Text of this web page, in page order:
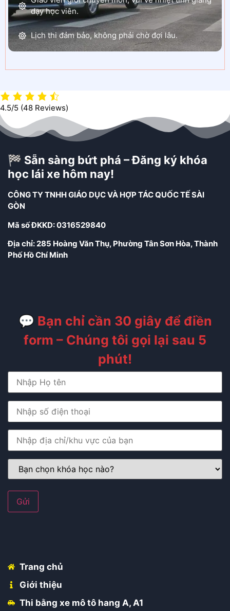
dạy học viên.
Lịch thi đảm bảo, không phải chờ đợi lâu.
4.5/5 (48 Reviews)
🏁 Sẵn sàng bứt phá – Đăng ký khóa
học lái xe hôm nay!
CÔNG TY TNHH GIÁO DỤC VÀ HỢP TÁC QUỐC TẾ SÀI
GÒN
Mã số ĐKKD: 0316529840
Địa chỉ: 285 Hoàng Văn Thụ, Phường Tân Sơn Hòa, Thành
Phố Hồ Chí Minh
💬 Bạn chỉ cần 30 giây để điền
form – Chúng tôi gọi lại sau 5
phút!
Trang chủ
Giới thiệu
Thi bằng xe mô tô hang A, A1